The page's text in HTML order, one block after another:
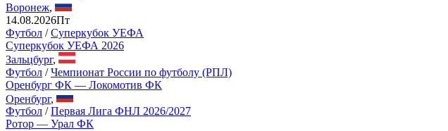
Воронеж,
14.08.2026Пт
Футбол /Суперкубок УЕФА
Суперкубок УЕФА 2026
Зальцбург,
Футбол /Чемпионат России по футболу (РПЛ)
Оренбург ФК — Локомотив ФК
Оренбург,
Футбол /Первая Лига ФНЛ 2026/2027
Ротор — Урал ФК